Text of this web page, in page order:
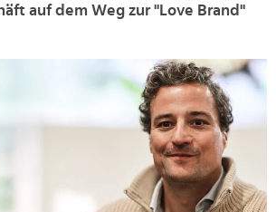
auf dem Weg zur "Love Brand"